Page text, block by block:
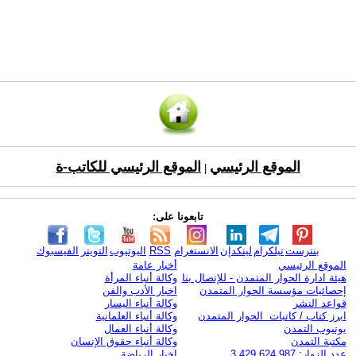
الموقع الرئيسي الموقع الرئيسي للكاتب-ة
تابعونا على:
الفيسبوك التويتر اليوتيوب RSS الانستغرام لينكدإن تيلكرامبنترست
الموقع الرئيسي
هيئة ادارة الحوار المتمدن - للإتصال بنا
إحصائيات مؤسسة الحوار المتمدن
قواعد النشر
ابرز كتاب / كاتبات الحوار المتمدن
يوتيوب التمدن
مكتبة التمدن
أخبار عامة
وكالة أنباء المرأة
اخبار الأدب والفن
وكالة أنباء اليسار
وكالة أنباء العلمانية
وكالة أنباء العمال
وكالة أنباء حقوق الإنسان